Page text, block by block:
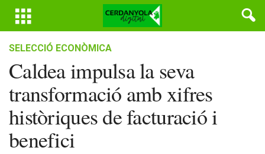
SELECCIÓ ECONÒMICA
Caldea impulsa la seva
transformació amb xifres
històriques de facturació i
benefici